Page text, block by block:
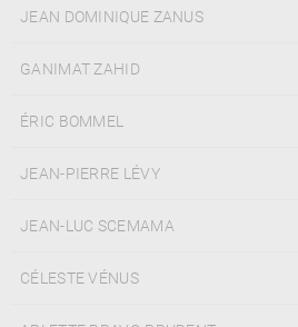
JEAN DOMINIQUE ZANUS
GANIMAT ZAHID
ÉRIC BOMMEL
JEAN-PIERRE LÉVY
JEAN-LUC SCEMAMA
CÉLESTE VÉNUS